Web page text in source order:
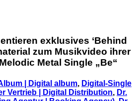
exklusives ‘Behind
zum Musikvideo ihrer
Metal Single „Be“
| Digital album, Digital-Single
Vertrieb | Digital Distribution, Dr.